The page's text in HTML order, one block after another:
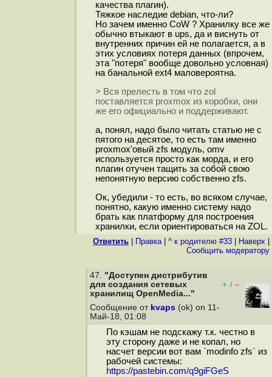
качества плагин).
Тяжкое наследие debian, что-ли?
Но зачем именно CoW ? Хранилку все же
обычно втыкают в ups, да и виснуть от
внутренних причин ей не полагается, а в
этих условиях потеря данных (впрочем,
эта "потеря" вообще довольно условная)
на банальной ext4 маловероятна.
> Вся прелесть в том что zol
поставляется proxmox из коробки, они
же его официально и поддерживают.
а, понял, надо было читать статью не с
пятого на десятое, то есть там именно
proxmox'овый zfs модуль, omv
используется просто как морда, и его
плагин отучен тащить за собой свою
непонятную версию собственно zfs.
Ок, убедили - то есть, во всяком случае,
понятно, какую именно систему надо
брать как платформу для построения
хранилки, если ориентироваться на ZOL.
Ответить Правка| ^ к родителю #33 Наверх
Cообщить модератору
47. "Доступен дистрибутив
для создания сетевых
хранилищ OpenMedia..."
+ / –
Сообщение от kvaps (ok) on 11-
Май-18, 01:08
По кэшам не подскажу т.к. честно в
эту сторону даже и не копал, но
насчет версии вот вам `modinfo zfs` из
рабочей системы:
https://pastebin.com/q9giFGeS